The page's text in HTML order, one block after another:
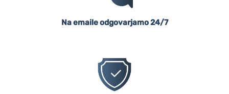
Na emaile odgovarjamo 24/7